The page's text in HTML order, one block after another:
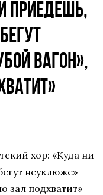
приедешь,
вагон»,
хор: «Куда ни
неуклюже»
зал подхватит»